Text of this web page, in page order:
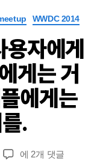
WWDC 2014
자에게
게는 거
에게는
.
WWDC
에 2개 댓글